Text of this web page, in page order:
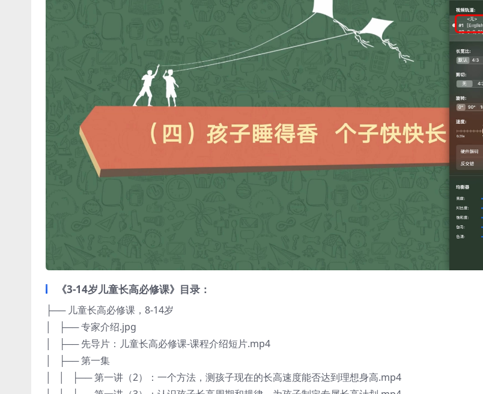
《3-14岁儿童长高必修课》目录：
├── 儿童长高必修课，8-14岁
│ ├── 专家介绍.jpg
│ ├── 先导片：儿童长高必修课-课程介绍短片.mp4
│ ├── 第一集
│ │ ├── 第一讲（2）：一个方法，测孩子现在的长高速度能否达到理想身高.mp4